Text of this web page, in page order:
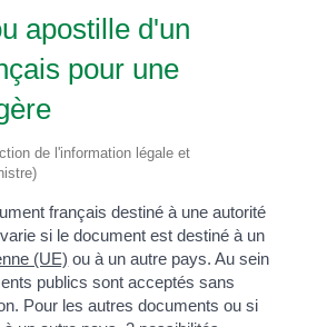
apostille d'un
pour une
de l'information légale et
français destiné à une autorité
si le document est destiné à un
(UE) ou à un autre pays. Au sein
publics sont acceptés sans
Pour les autres documents ou si